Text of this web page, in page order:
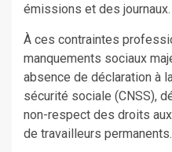
émissions et des journaux.
À ces contraintes
manquements sociaux
absence de déclaration à
sécurité sociale (CNSS),
non-respect des droits
de travailleurs permanents.